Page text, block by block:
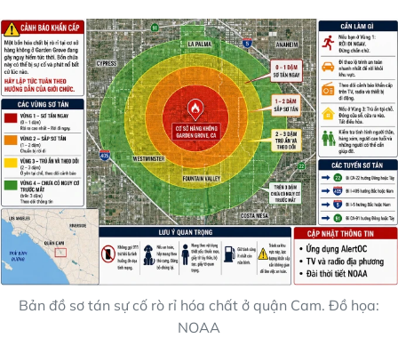
Bản đồ sơ tán sự cố rò rỉ hóa chất ở quận Cam. Đồ họa:
NOAA